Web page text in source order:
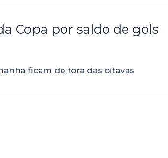
Copa por saldo de gols
ficam de fora das oitavas